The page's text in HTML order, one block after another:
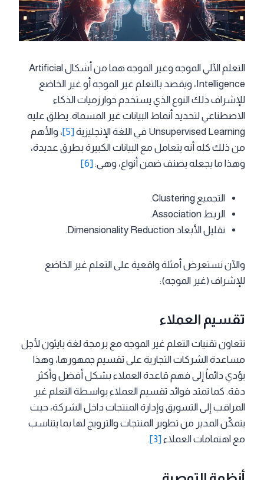
التعلم الآلي الموجه وغير الموجه هما من أشكال Artificial
Intelligence، ويقصد بالتعلم غير الموجه أو غير الخاضع
للإشراف ذلك النوع الذي يستخدم خوارزميات الذكاء
الاصطناعي لتحديد أنماط البيانات غير المسماة. يطلق عليه
Unsupervised Learning في اللغة الإنجليزية
[5]
، والأهم
من ذلك كله أنه يتعامل مع البيانات الكبيرة بطرق عديدة،
وهذا ما يجعله يصنف ضمن أنواع، وهي:[6]
التجميع Clustering.
الربط Association.
تقليل الأبعاد Dimensionality Reduction.
والآن نستعرض أمثلة واقعية على التعلم غير الخاضع
للإشراف (غير الموجه):
تقسيم العملاء
تتعاون تقنيات التعلم غير الموجه مع برمجة لغة بايثون لأجل
مساعدة الشركات التجارية على تقسيم جمهورها، وهذا
يؤدي دائماً إلى فهم قاعدة العملاء بشكل أفضل وأكثر
دقة. كما تمتد فوائد تقسيم العملاء بواسطة التعلم غير
المراقب إلى التسويق وإدارة المنتجات داخل الشركة، حيث
يتمكّن المدير من تطوير المنتجات والترويج لها بما يتناسب
مع اهتمامات العملاء[3]
.